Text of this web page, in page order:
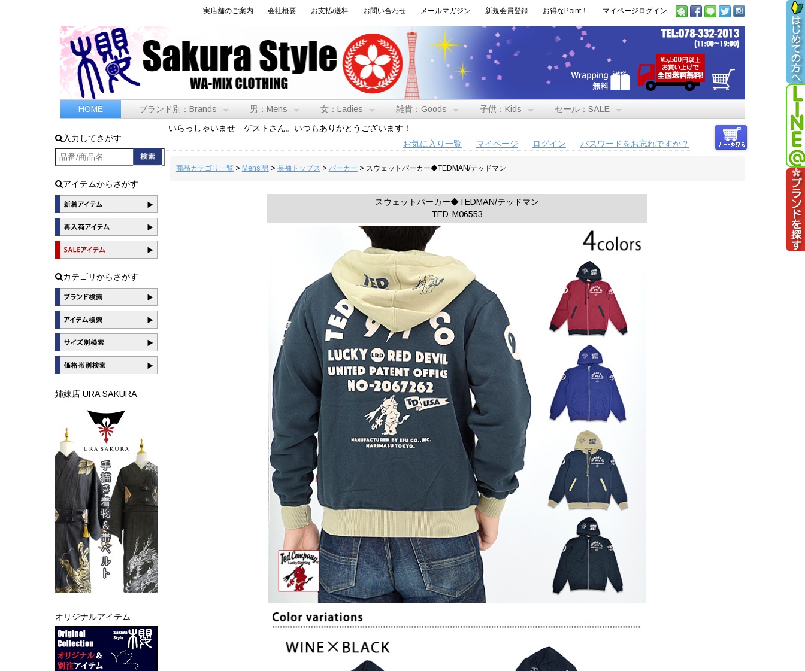
実店舗のご案内 会社概要 お支払/送料 お問い合わせ メールマガジン 新規会員登録 お得なPoint！ マイページログイン
HOME ブランド別：Brands 男：Mens 女：Ladies 雑貨：Goods 子供：Kids セール：SALE
入力してさがす
アイテムからさがす
カテゴリからさがす
姉妹店 URA SAKURA
オリジナルアイテム
いらっしゃいませ ゲストさん。いつもありがとうございます！
お気に入り一覧
マイページ ログイン パスワードをお忘れですか？
商品カテゴリ一覧> Mens:男 > 長袖トップス > パーカー > スウェットパーカー◆TEDMAN/テッドマン
スウェットパーカー◆TEDMAN/テッドマン
TED-M06553